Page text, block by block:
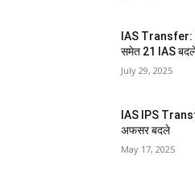
IAS Transfer:
समेत 21 IAS
July 29, 2025
IAS IPS
अफसर बदले
May 17, 2025